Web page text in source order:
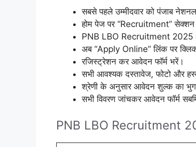
सबसे पहले उम्मीदवार को पंजाब
होम पेज पर “Recruitment” सेक्शन
PNB LBO Recruitment 2025
अब “Apply Online” लिंक पर
रजिस्ट्रेशन कर आवेदन फॉर्म भरें।
सभी आवश्यक दस्तावेज, फोटो और
श्रेणी के अनुसार आवेदन शुल्क का
सभी विवरण जांचकर आवेदन फॉर्म
PNB LBO Recruitment